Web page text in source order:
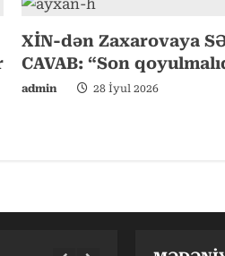
XİN-dən Zaxarovaya
CAVAB: “Son
admin 28 İyul 2026